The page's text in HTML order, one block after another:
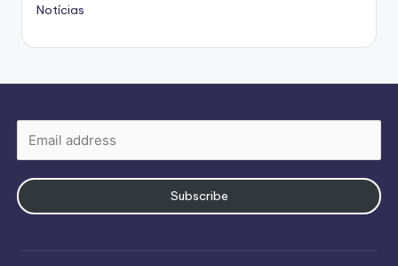
Notícias
Subscribe